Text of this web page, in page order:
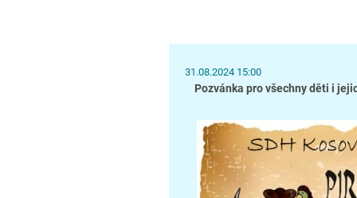
31.08.2024 15:00
Pozvánka pro všechny děti i